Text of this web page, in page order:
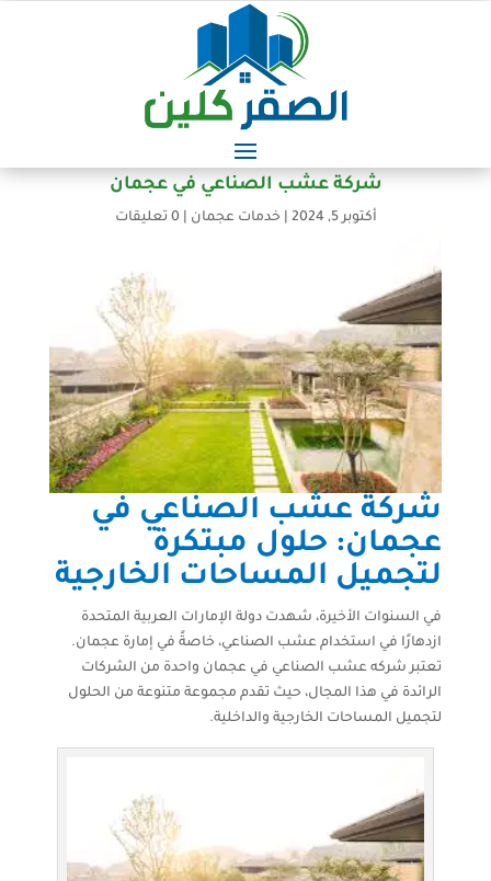
شركة عشب الصناعي في عجمان
أكتوبر 5, 2024 خدمات عجمان |0 تعليقات
شركة عشب الصناعي في
عجمان: حلول مبتكرة
لتجميل المساحات الخارجية
في السنوات الأخيرة، شهدت دولة الإمارات العربية المتحدة
ازدهارًا في استخدام عشب الصناعي، خاصةً في إمارة عجمان.
تعتبر شركه عشب الصناعي في عجمان واحدة من الشركات
الرائدة في هذا المجال، حيث تقدم مجموعة متنوعة من الحلول
لتجميل المساحات الخارجية والداخلية.